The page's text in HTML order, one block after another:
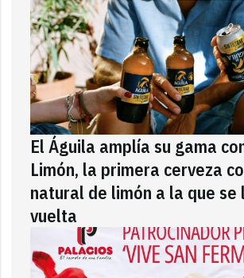
El Águila amplía su gama
Limón, la primera cerveza
natural de limón a la que se
vuelta